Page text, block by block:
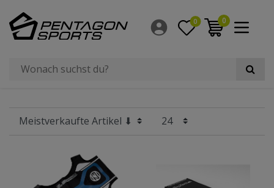
0 0
Filter
×